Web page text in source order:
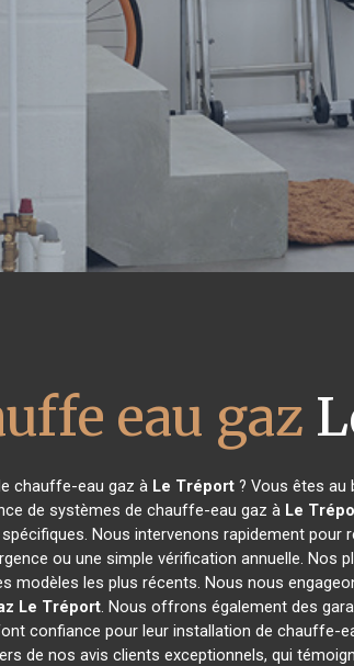
eau gaz
chauffe-eau gaz à Le Tréport ? Vous êtes au
de systèmes de chauffe-eau gaz à Le
Nous intervenons rapidement
ou une simple vérification annuelle.
modèles les plus récents. Nous nous
Le Tréport. Nous offrons également des
confiance pour leur installation de chauffe-
de nos avis clients exceptionnels, qui